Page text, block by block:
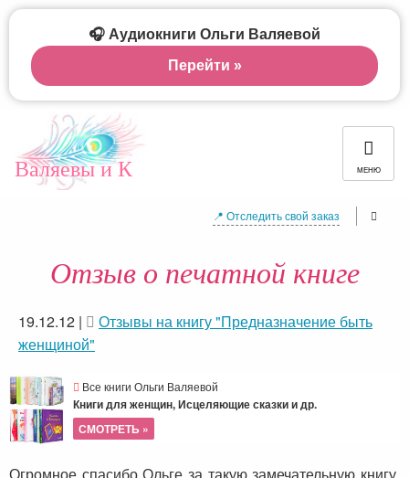
Валяевы и К МЕНЮ
📍 Отследить свой заказ
Отзыв о печатной книге
19.12.12 |
Отзывы на книгу "Предназначение быть
женщиной"
Все книги Ольги Валяевой
Книги для женщин, Исцеляющие сказки и др.
СМОТРЕТЬ »
🎧 Аудиокниги Ольги Валяевой
Перейти »